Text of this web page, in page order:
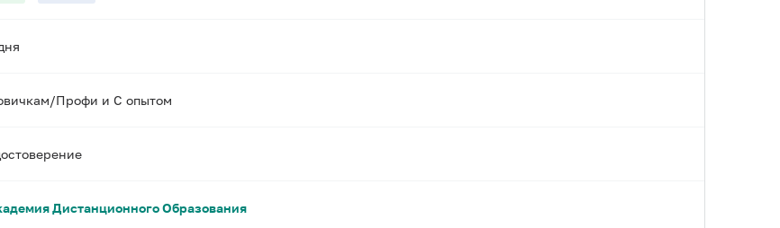
Профи и С опытом
Дистанционного Образования